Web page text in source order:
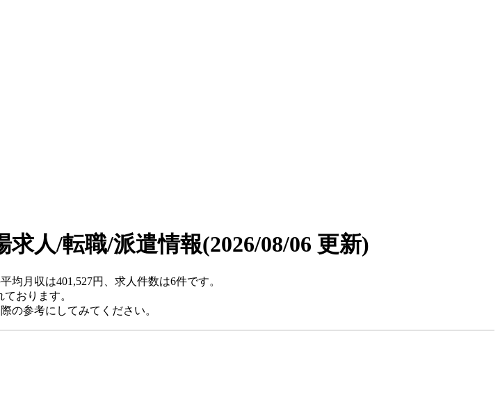
求人/転職/派遣情報(2026/08/06 更新)
月収は401,527円、求人件数は6件です。
おります。
の参考にしてみてください。